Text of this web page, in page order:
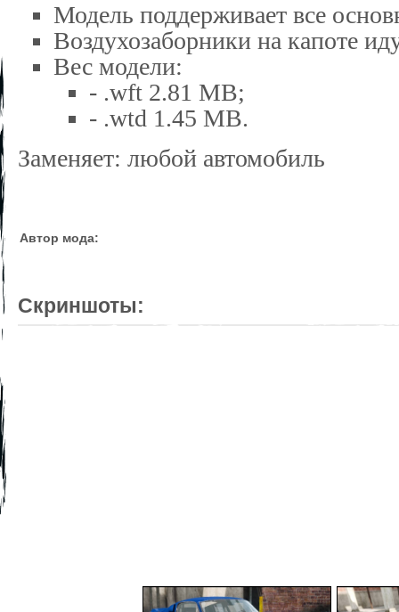
Модель поддерживает все
Воздухозаборники на капоте
Вес модели:
- .wft 2.81 MB;
- .wtd 1.45 MB.
Заменяет: любой автомобиль
Автор мода:
Скриншоты: